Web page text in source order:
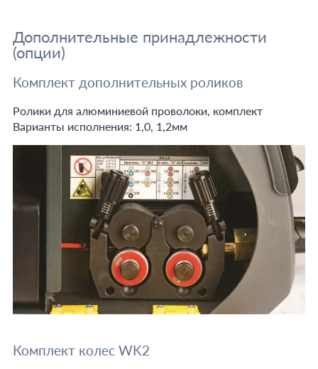
Дополнительные принадлежности
(опции)
Комплект дополнительных роликов
Ролики для алюминиевой проволоки, комплект
Варианты исполнения: 1,0, 1,2мм
Комплект колес WK2